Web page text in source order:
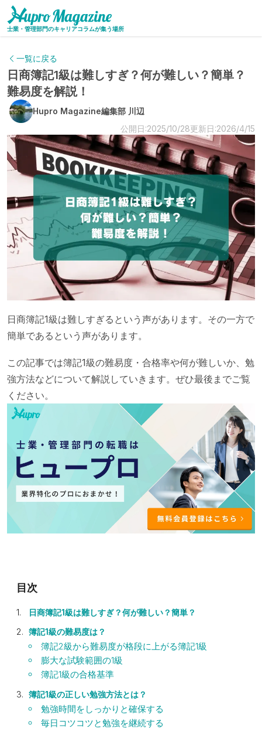
士業・管理部門のキャリアコラムが集う場所
一覧に戻る
日商簿記1級は難しすぎ？何が難しい？簡単？
難易度を解説！
Hupro Magazine編集部 川辺
公開日:2025/10/28更新日:2026/4/15
日商簿記1級は難しすぎるという声があります。その一方で
簡単であるという声があります。
この記事では簿記1級の難易度・合格率や何が難しいか、勉
強方法などについて解説していきます。ぜひ最後までご覧
ください。
日商簿記1級は難しすぎ？何が難しい？簡単？
簿記1級の難易度は？
簿記2級から難易度が格段に上がる簿記1級
膨大な試験範囲の1級
簿記1級の合格基準
簿記1級の正しい勉強方法とは？
勉強時間をしっかりと確保する
毎日コツコツと勉強を継続する